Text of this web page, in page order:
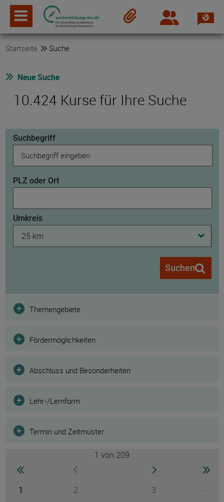
Login
Startseite Suche
Neue Suche
10.424 Kurse für Ihre Suche
Suchbegriff
PLZ oder Ort
Umkreis
25 km
Suchen
Filter
Themengebiete
Fördermöglichkeiten
Abschluss und Besonderheiten
Lehr-/Lernform
Termin und Zeitmuster
zur ersten Seite wechselnzur vorherigen Seite wechseln
Seite
1 Seite
2 Seite
3
...
Seite
1 von 209
zur nächsten Seite
zur